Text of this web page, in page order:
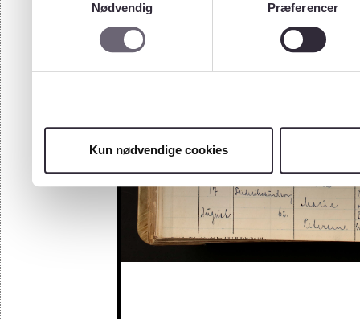
Nødvendig
Præferencer
Kun nødvendige cookies